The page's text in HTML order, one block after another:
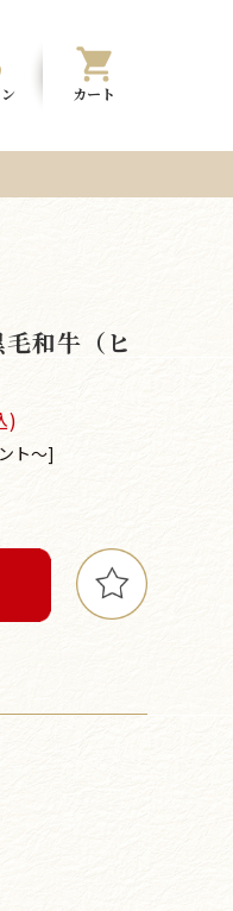
カート
和牛（ヒ
)
ト～]